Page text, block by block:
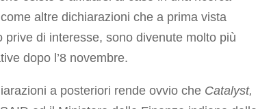
altre dichiarazioni che a prima vista
prive di interesse, sono divenute molto più
dopo l’8 novembre.
a posteriori rende ovvio che Catalyst,